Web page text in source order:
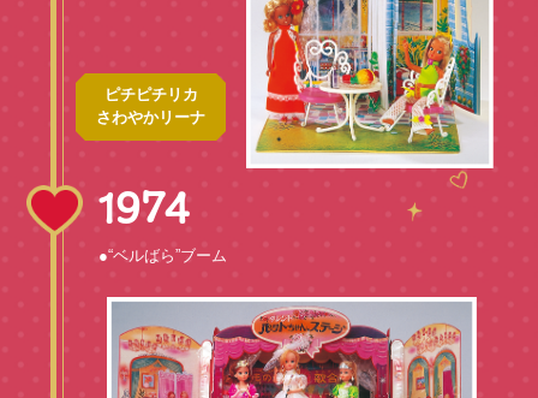
ピチピチリカ
さわやかリーナ
1974
●“ベルばら”ブーム